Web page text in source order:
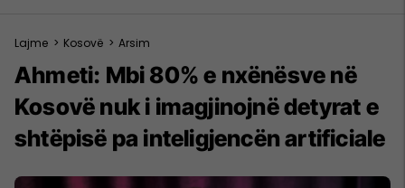
Lajme > Kosovë > Arsim
Ahmeti: Mbi 80% e nxënësve në
Kosovë nuk i imagjinojnë detyrat e
shtëpisë pa inteligjencën artificiale